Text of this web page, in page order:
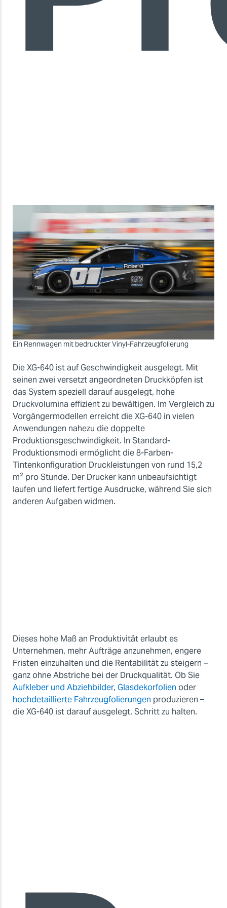
Ein Rennwagen mit bedruckter Vinyl-Fahrzeugfolierung
Die XG-640 ist auf Geschwindigkeit ausgelegt. Mit
seinen zwei versetzt angeordneten Druckköpfen ist
das System speziell darauf ausgelegt, hohe
Druckvolumina effizient zu bewältigen. Im Vergleich zu
Vorgängermodellen erreicht die XG-640 in vielen
Anwendungen nahezu die doppelte
Produktionsgeschwindigkeit. In Standard-
Produktionsmodi ermöglicht die 8-Farben-
Tintenkonfiguration Druckleistungen von rund 15,2
m² pro Stunde. Der Drucker kann unbeaufsichtigt
laufen und liefert fertige Ausdrucke, während Sie sich
anderen Aufgaben widmen.
Dieses hohe Maß an Produktivität erlaubt es
Unternehmen, mehr Aufträge anzunehmen, engere
Fristen einzuhalten und die Rentabilität zu steigern –
ganz ohne Abstriche bei der Druckqualität. Ob Sie
Aufkleber und Abziehbilder, Glasdekorfolien oder
hochdetaillierte Fahrzeugfolierungen produzieren –
die XG-640 ist darauf ausgelegt, Schritt zu halten.